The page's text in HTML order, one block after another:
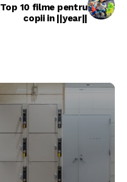
Top 10 filme pentru
copii in ||year||